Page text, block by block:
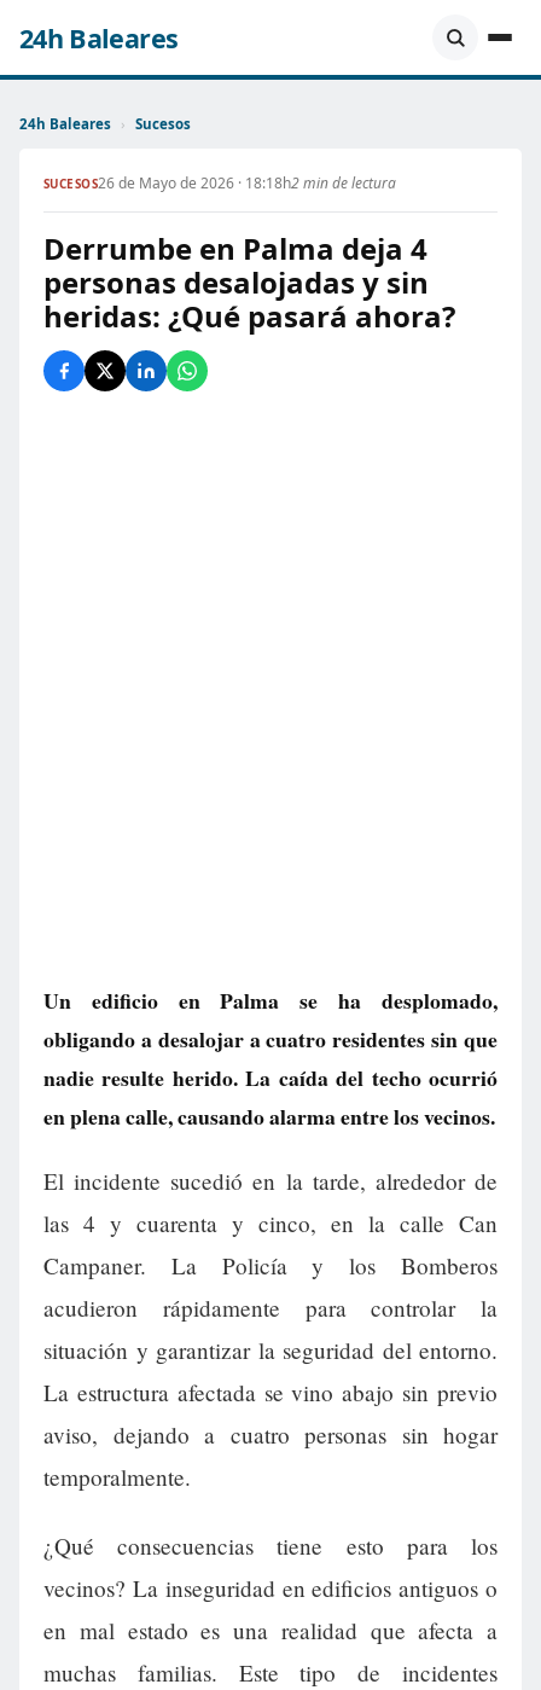
24h Baleares
24h Baleares › Sucesos
SUCESOS26 de Mayo de 2026 · 18:18h2 min de lectura
Derrumbe en Palma deja 4
personas desalojadas y sin
heridas: ¿Qué pasará ahora?
Un edificio en Palma se ha desplomado,
obligando a desalojar a cuatro residentes sin que
nadie resulte herido. La caída del techo ocurrió
en plena calle, causando alarma entre los vecinos.
El incidente sucedió en la tarde, alrededor de
las 4 y cuarenta y cinco, en la calle Can
Campaner. La Policía y los Bomberos
acudieron rápidamente para controlar la
situación y garantizar la seguridad del entorno.
La estructura afectada se vino abajo sin previo
aviso, dejando a cuatro personas sin hogar
temporalmente.
¿Qué consecuencias tiene esto para los
vecinos? La inseguridad en edificios antiguos o
en mal estado es una realidad que afecta a
muchas familias. Este tipo de incidentes